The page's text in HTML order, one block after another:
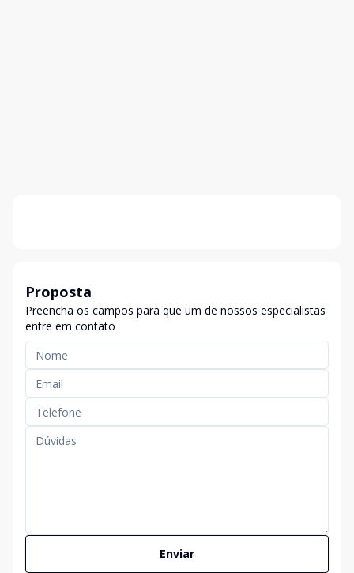
Proposta
Preencha os campos para que um de nossos especialistas
entre em contato
Enviar